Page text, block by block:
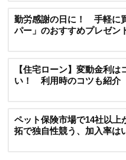
勤労感謝の日に！ 手軽に
パー」のおすすめプレゼン
【住宅ローン】変動金利
い！ 利用時のコツも紹介
ペット保険市場で14社以上
拓で独自性競う、加入率は